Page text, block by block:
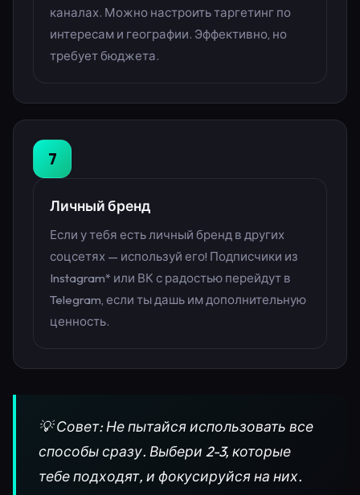
каналах. Можно настроить таргетинг по
интересам и географии. Эффективно, но
требует бюджета.
7
Личный бренд
Если у тебя есть личный бренд в других
соцсетях — используй его! Подписчики из
Instagram* или ВК с радостью перейдут в
Telegram, если ты дашь им дополнительную
ценность.
💡 Совет: Не пытайся использовать все
способы сразу. Выбери 2-3, которые
тебе подходят, и фокусируйся на них.